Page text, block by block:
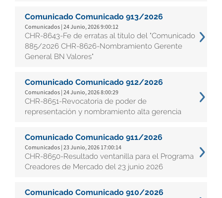
Comunicado Comunicado 913/2026
Comunicados | 24 Junio, 2026 9:00:12
CHR-8643-Fe de erratas al título del "Comunicado
885/2026 CHR-8626-Nombramiento Gerente
General BN Valores"
Comunicado Comunicado 912/2026
Comunicados | 24 Junio, 2026 8:00:29
CHR-8651-Revocatoria de poder de
representación y nombramiento alta gerencia
Comunicado Comunicado 911/2026
Comunicados | 23 Junio, 2026 17:00:14
CHR-8650-Resultado ventanilla para el Programa
Creadores de Mercado del 23 junio 2026
Comunicado Comunicado 910/2026